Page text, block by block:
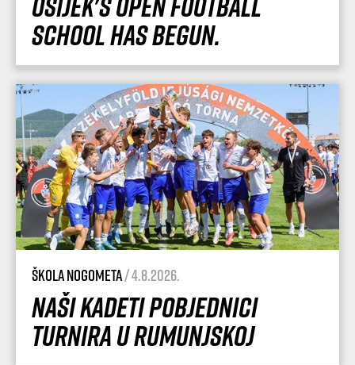
School has begun.
Škola nogometa/ 4.8.2026.
Naši kadeti pobjednici
turnira u Rumunjskoj